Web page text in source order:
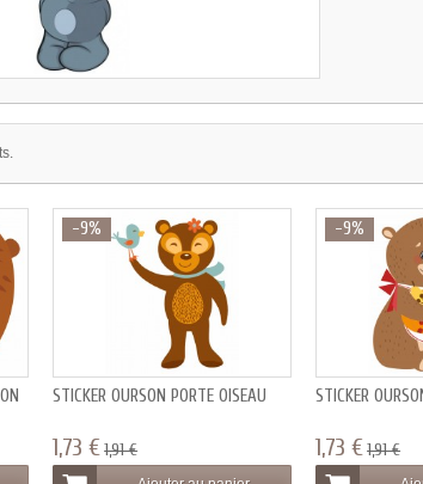
STICKER OURSON PORTE OISEAU
-9%
1,73 €1,91 €
STICKER
-9%
1,73 €1,91 €